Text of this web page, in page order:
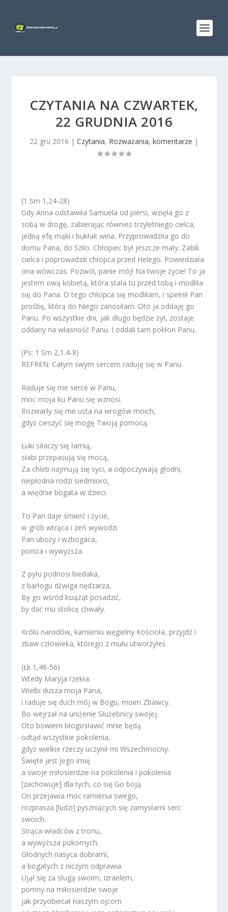
CZYTANIA NA CZWARTEK,
22 GRUDNIA 2016
22 gru 2016 | Czytania, Rozważania, komentarze |
(1 Sm 1,24-28)
Gdy Anna odstawiła Samuela od piersi, wzięła go z
sobą w drogę, zabierając również trzyletniego cielca,
jedną efę mąki i bukłak wina. Przyprowadziła go do
domu Pana, do Szilo. Chłopiec był jeszcze mały. Zabili
cielca i poprowadzili chłopca przed Helego. Powiedziała
ona wówczas: Pozwól, panie mój! Na twoje życie! To ja
jestem ową kobietą, która stała tu przed tobą i modliła
się do Pana. O tego chłopca się modliłam, i spełnił Pan
prośbę, którą do Niego zanosiłam. Oto ja oddaję go
Panu. Po wszystkie dni, jak długo będzie żył, zostaje
oddany na własność Panu. I oddali tam pokłon Panu.
(Ps: 1 Sm 2,1.4-8)
REFREN: Całym swym sercem raduję się w Panu
Raduje się me serce w Panu,
moc moja ku Panu się wznosi.
Rozwarły się me usta na wrogów moich,
gdyż cieszyć się mogę Twoją pomocą.
Łuki siłaczy się łamią,
słabi przepasują się mocą,
Za chleb najmują się syci, a odpoczywają głodni,
niepłodna rodzi siedmioro,
a więdnie bogata w dzieci.
To Pan daje śmierć i życie,
w grób wtrąca i zeń wywodzi.
Pan uboży i wzbogaca,
poniża i wywyższa.
Z pyłu podnosi biedaka,
z barłogu dźwiga nędzarza,
By go wśród książąt posadzić,
by dać mu stolicę chwały.
Królu narodów, kamieniu węgielny Kościoła, przyjdź i
zbaw człowieka, którego z mułu utworzyłeś
(Łk 1,46-56)
Wtedy Maryja rzekła:
Wielbi dusza moja Pana,
i raduje się duch mój w Bogu, moim Zbawcy.
Bo wejrzał na uniżenie Służebnicy swojej.
Oto bowiem błogosławić mnie będą
odtąd wszystkie pokolenia,
gdyż wielkie rzeczy uczynił mi Wszechmocny.
Święte jest Jego imię
a swoje miłosierdzie na pokolenia i pokolenia
[zachowuje] dla tych, co się Go boją.
On przejawia moc ramienia swego,
rozprasza [ludzi] pyszniących się zamysłami serc
swoich.
Strąca władców z tronu,
a wywyższa pokornych.
Głodnych nasyca dobrami,
a bogatych z niczym odprawia.
Ujął się za sługą swoim, Izraelem,
pomny na miłosierdzie swoje
jak przyobiecał naszym ojcom